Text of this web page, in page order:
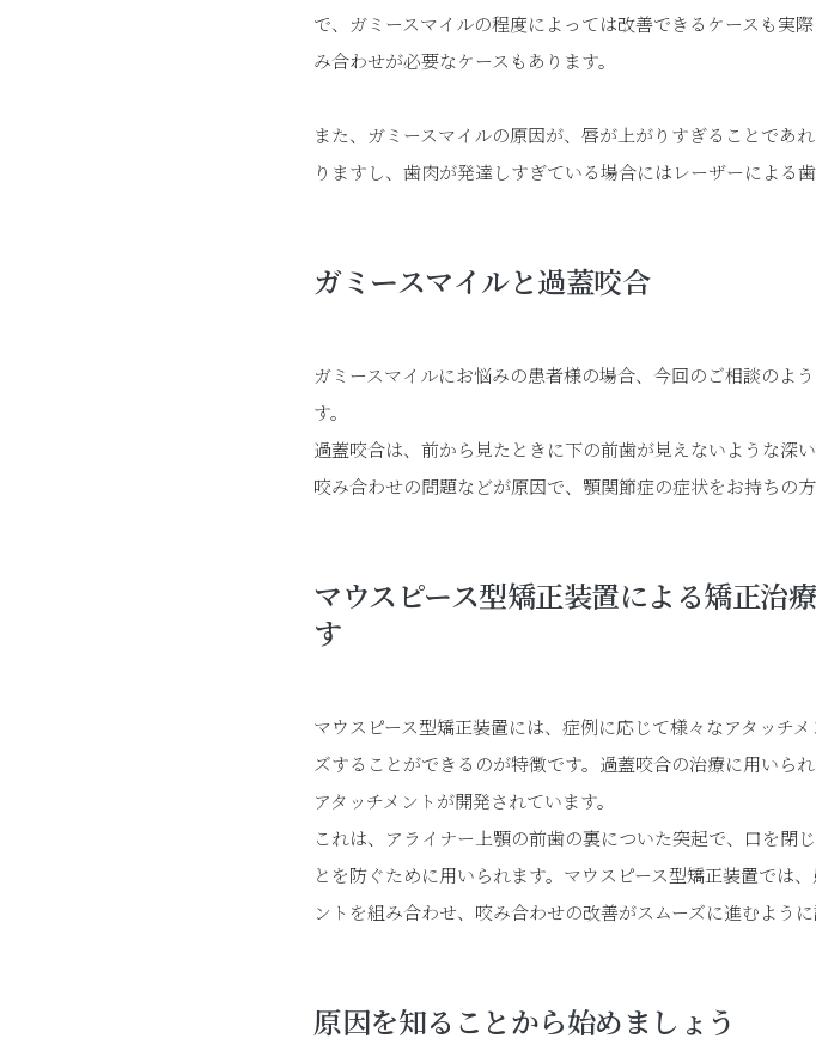
で、ガミースマイルの程度によっては改善できるケースも実
み合わせが必要なケースもあります。
また、ガミースマイルの原因が、唇が上がりすぎることであ
りますし、歯肉が発達しすぎている場合にはレーザーによる
ガミースマイルと過蓋咬合
ガミースマイルにお悩みの患者様の場合、今回のご相談のよ
す。
過蓋咬合は、前から見たときに下の前歯が見えないような深
咬み合わせの問題などが原因で、顎関節症の症状をお持ちの
マウスピース型矯正装置による矯正治
す
マウスピース型矯正装置には、症例に応じて様々なアタッチ
ズすることができるのが特徴です。過蓋咬合の治療に用いら
アタッチメントが開発されています。
これは、アライナー上顎の前歯の裏についた突起で、口を閉
とを防ぐために用いられます。マウスピース型矯正装置では
ントを組み合わせ、咬み合わせの改善がスムーズに進むよう
原因を知ることから始めましょう